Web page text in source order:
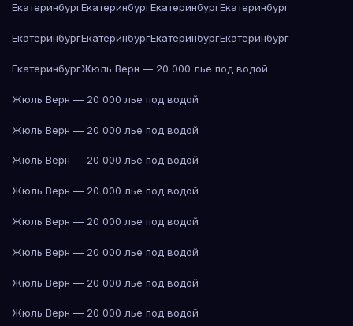
ЕкатеринбургЕкатеринбургЕкатеринбургЕкатеринбург
ЕкатеринбургЕкатеринбургЕкатеринбургЕкатеринбург
ЕкатеринбургЖюль Верн — 20 000 лье под водой
Жюль Верн — 20 000 лье под водой
Жюль Верн — 20 000 лье под водой
Жюль Верн — 20 000 лье под водой
Жюль Верн — 20 000 лье под водой
Жюль Верн — 20 000 лье под водой
Жюль Верн — 20 000 лье под водой
Жюль Верн — 20 000 лье под водой
Жюль Верн — 20 000 лье под водой